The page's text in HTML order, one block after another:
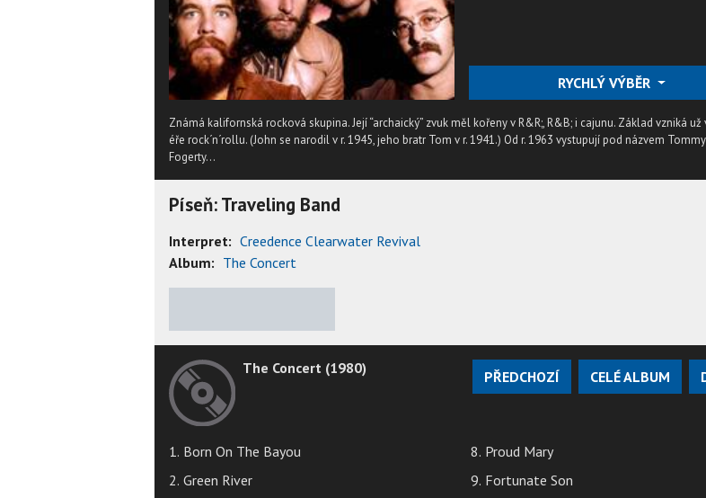
RYCHLÝ VÝBĚR
Známá kalifornská rocková skupina. Její “archaický” zvuk měl kořeny v R&R;, R&B; i cajunu. Základ vzniká už
éře rock´n´rollu. (John se narodil v r. 1945, jeho bratr Tom v r. 1941.) Od r. 1963 vystupují pod názvem Tommy
Fogerty...
Píseň: Traveling Band
Interpret: Creedence Clearwater Revival
Album: The Concert
The Concert (1980) PŘEDCHOZÍ CELÉ ALBUM
1. Born On The Bayou
2. Green River
8. Proud Mary
9. Fortunate Son